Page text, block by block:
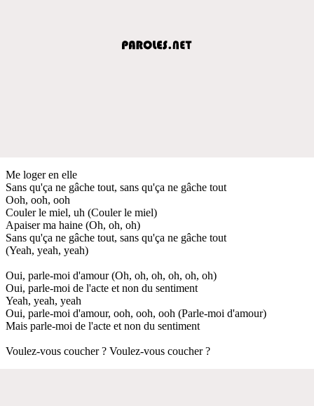
Me loger en elle
Sans qu'ça ne gâche tout, sans qu'ça ne gâche tout
Ooh, ooh, ooh
Couler le miel, uh (Couler le miel)
Apaiser ma haine (Oh, oh, oh)
Sans qu'ça ne gâche tout, sans qu'ça ne gâche tout
(Yeah, yeah, yeah)
Oui, parle-moi d'amour (Oh, oh, oh, oh, oh, oh)
Oui, parle-moi de l'acte et non du sentiment
Yeah, yeah, yeah
Oui, parle-moi d'amour, ooh, ooh, ooh (Parle-moi d'amour)
Mais parle-moi de l'acte et non du sentiment
Voulez-vous coucher ? Voulez-vous coucher ?